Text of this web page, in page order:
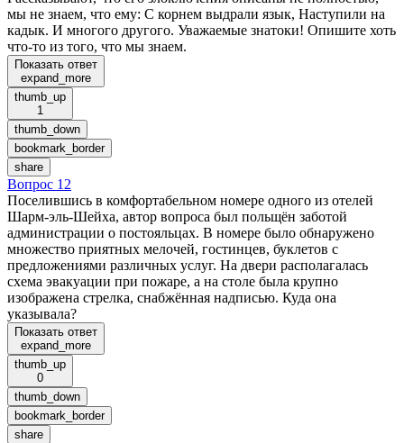
мы не знаем, что ему: С корнем выдрали язык, Наступили на
кадык. И многого другого. Уважаемые знатоки! Опишите хоть
что-то из того, что мы знаем.
Показать ответ
expand_more
thumb_up
1
thumb_down
bookmark_border
share
Вопрос 12
Поселившись в комфортабельном номере одного из отелей
Шарм-эль-Шейха, автор вопроса был польщён заботой
администрации о постояльцах. В номере было обнаружено
множество приятных мелочей, гостинцев, буклетов с
предложениями различных услуг. На двери располагалась
схема эвакуации при пожаре, а на столе была крупно
изображена стрелка, снабжённая надписью. Куда она
указывала?
Показать ответ
expand_more
thumb_up
0
thumb_down
bookmark_border
share